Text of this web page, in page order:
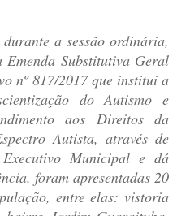
a sessão ordinária,
Substitutiva Geral
nº 817/2017 que institui a
do Autismo e
aos Direitos da
Autista, através de
Municipal e dá
foram apresentadas 20
entre elas: vistoria